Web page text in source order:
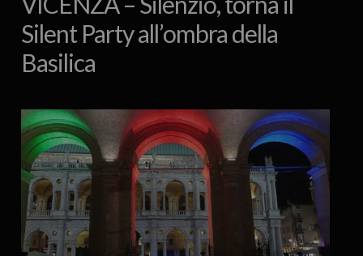
Silent Party all’ombra della
Basilica